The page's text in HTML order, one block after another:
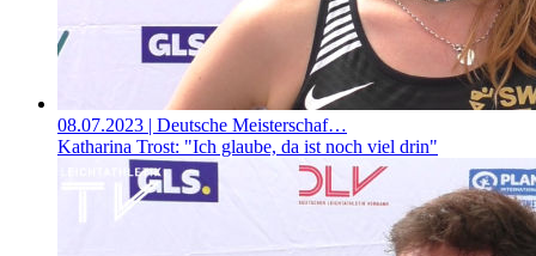
08.07.2023 | Deutsche Meisterschaf…
Katharina Trost: "Ich glaube, da ist noch viel drin"